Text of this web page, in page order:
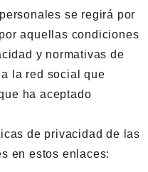
se regirá por
aquellas condiciones
y normativas de
la red social que
ha aceptado
de privacidad de las
en estos enlaces: